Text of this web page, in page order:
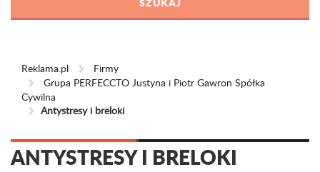
Reklama.pl
Firmy
Grupa PERFECCTO Justyna i Piotr Gawron Spółka
Cywilna
Antystresy i breloki
ANTYSTRESY I BRELOKI